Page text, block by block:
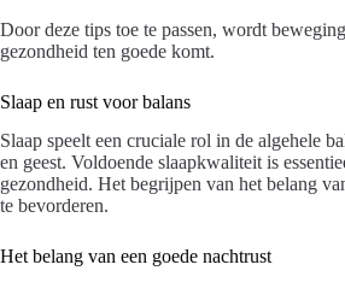
Door deze tips toe te passen, wordt
gezondheid ten goede komt.
Slaap en rust voor balans
Slaap speelt een cruciale rol in de algehele
en geest. Voldoende slaapkwaliteit is
gezondheid. Het begrijpen van het belang
te bevorderen.
Het belang van een goede nachtrust